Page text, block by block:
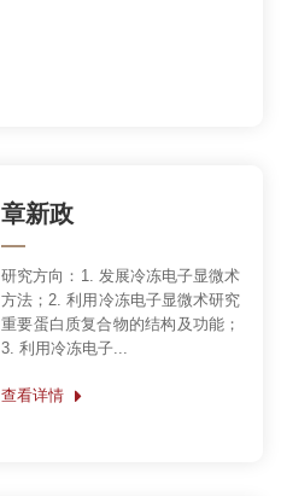
章新政
研究方向：1. 发展冷冻电子显微术
方法；2. 利用冷冻电子显微术研究
重要蛋白质复合物的结构及功能；
3. 利用冷冻电子...
查看详情